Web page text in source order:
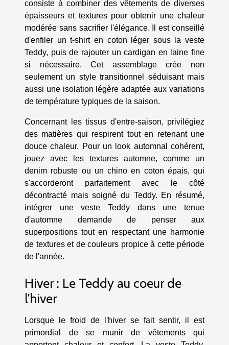
consiste à combiner des vêtements de diverses
épaisseurs et textures pour obtenir une chaleur
modérée sans sacrifier l'élégance. Il est conseillé
d'enfiler un t-shirt en coton léger sous la veste
Teddy, puis de rajouter un cardigan en laine fine
si nécessaire. Cet assemblage crée non
seulement un style transitionnel séduisant mais
aussi une isolation légère adaptée aux variations
de température typiques de la saison.
Concernant les tissus d'entre-saison, privilégiez
des matières qui respirent tout en retenant une
douce chaleur. Pour un look automnal cohérent,
jouez avec les textures automne, comme un
denim robuste ou un chino en coton épais, qui
s'accorderont parfaitement avec le côté
décontracté mais soigné du Teddy. En résumé,
intégrer une veste Teddy dans une tenue
d'automne demande de penser aux
superpositions tout en respectant une harmonie
de textures et de couleurs propice à cette période
de l'année.
Hiver : Le Teddy au coeur de
l'hiver
Lorsque le froid de l'hiver se fait sentir, il est
primordial de se munir de vêtements qui